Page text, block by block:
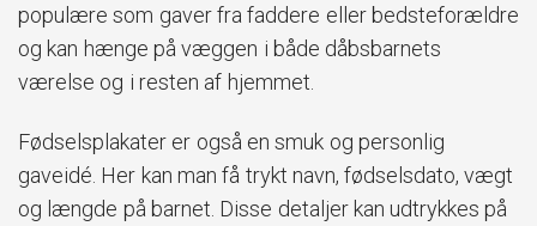
populære som gaver fra faddere eller bedsteforældre
og kan hænge på væggen i både dåbsbarnets
værelse og i resten af hjemmet.
Fødselsplakater er også en smuk og personlig
gaveidé. Her kan man få trykt navn, fødselsdato, vægt
og længde på barnet. Disse detaljer kan udtrykkes på